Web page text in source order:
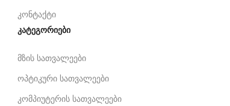
კონტაქტი
კატეგორიები
მზის სათვალეები
ოპტიკური სათვალეები
კომპიუტერის სათვალეები